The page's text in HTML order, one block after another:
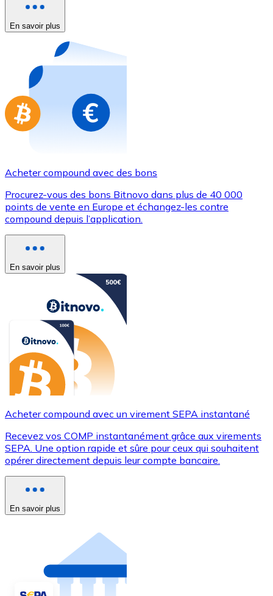
Nouveau
Achetez des cartes-cadeaux de vos marques
Aller à la boutique de cartes-cadeaux
En savoir plus
Acheter compound avec des bons
Procurez-vous des bons Bitnovo dans plus de 40 000
points de vente en Europe et échangez-les contre
compound depuis l’application.
En savoir plus
Acheter compound avec un virement SEPA instantané
Recevez vos COMP instantanément grâce aux virements
SEPA. Une option rapide et sûre pour ceux qui souhaitent
opérer directement depuis leur compte bancaire.
En savoir plus